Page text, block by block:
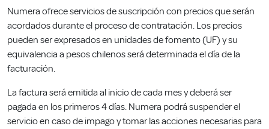
Numera ofrece servicios de suscripción con precios que serán
acordados durante el proceso de contratación. Los precios
pueden ser expresados en unidades de fomento (UF) y su
equivalencia a pesos chilenos será determinada el día de la
facturación.
La factura será emitida al inicio de cada mes y deberá ser
pagada en los primeros 4 días. Numera podrá suspender el
servicio en caso de impago y tomar las acciones necesarias para